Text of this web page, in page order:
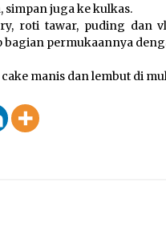
simpan juga ke kulkas.
roti tawar, puding dan
bagian permukaannya
manis dan lembut di